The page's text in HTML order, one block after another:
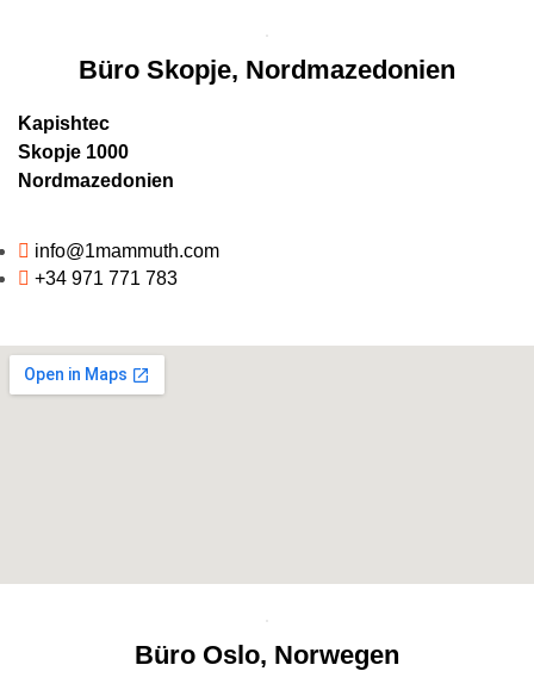
Büro Skopje, Nordmazedonien
Kapishtec
Skopje 1000
Nordmazedonien
info@1mammuth.com
+34 971 771 783
Büro Oslo, Norwegen